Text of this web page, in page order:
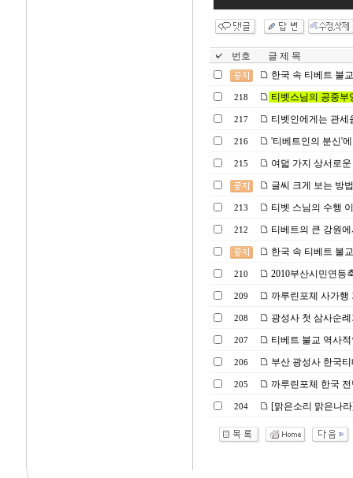
번호
글 제 목
한국 속 티베트 불
218 티벳스님의 공중부
217 티벳인에게는 관세
216 '티베트인의 분신'
215
여덟 가지 상서로
글씨 크게 보는 방
213 티벳 스님의 수행
212
티베트의 큰 강원
한국 속 티베트 불
210 2010부산시민연등
209 까루린포체 사가행
208 광성사 첫 삼사순
207 티베트 불교 역사
206 부산 광성사 한국
205 까루린포체 한국
204 [맑은소리 맑은나